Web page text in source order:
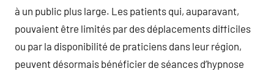
à un public plus large. Les patients qui, auparavant,
pouvaient être limités par des déplacements difficiles
ou par la disponibilité de praticiens dans leur région,
peuvent désormais bénéficier de séances d’hypnose